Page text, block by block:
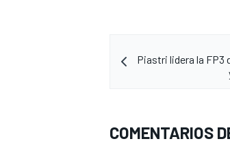
Piastri lidera la FP3
COMENTARIOS